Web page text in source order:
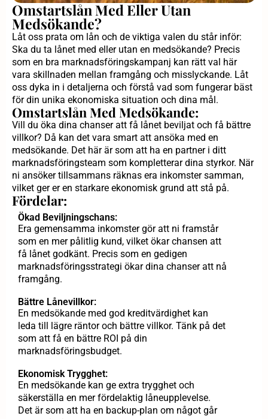
Omstartslån Med Eller Utan
Medsökande?
Låt oss prata om lån och de viktiga valen du står inför:
Ska du ta lånet med eller utan en medsökande? Precis
som en bra marknadsföringskampanj kan rätt val här
vara skillnaden mellan framgång och misslyckande. Låt
oss dyka in i detaljerna och förstå vad som fungerar bäst
för din unika ekonomiska situation och dina mål.
Omstartslån Med Medsökande:
Vill du öka dina chanser att få lånet beviljat och få bättre
villkor? Då kan det vara smart att ansöka med en
medsökande. Det här är som att ha en partner i ditt
marknadsföringsteam som kompletterar dina styrkor. När
ni ansöker tillsammans räknas era inkomster samman,
vilket ger er en starkare ekonomisk grund att stå på.
Fördelar:
Ökad Beviljningschans:
Era gemensamma inkomster gör att ni framstår
som en mer pålitlig kund, vilket ökar chansen att
få lånet godkänt. Precis som en gedigen
marknadsföringsstrategi ökar dina chanser att nå
framgång.
Bättre Lånevillkor:
En medsökande med god kreditvärdighet kan
leda till lägre räntor och bättre villkor. Tänk på det
som att få en bättre ROI på din
marknadsföringsbudget.
Ekonomisk Trygghet:
En medsökande kan ge extra trygghet och
säkerställa en mer fördelaktig låneupplevelse.
Det är som att ha en backup-plan om något går